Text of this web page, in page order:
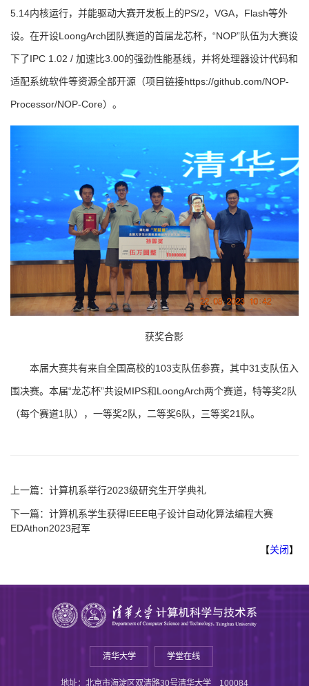
5.14内核运行，并能驱动大赛开发板上的PS/2，VGA，Flash等外
设。在开设LoongArch团队赛道的首届龙芯杯，“NOP”队伍为大赛设
下了IPC 1.02 / 加速比3.00的强劲性能基线，并将处理器设计代码和
适配系统软件等资源全部开源（项目链接https://github.com/NOP-
Processor/NOP-Core）。
获奖合影
本届大赛共有来自全国高校的103支队伍参赛，其中31支队伍入
围决赛。本届“龙芯杯”共设MIPS和LoongArch两个赛道，特等奖2队
（每个赛道1队），一等奖2队，二等奖6队，三等奖21队。
上一篇： 计算机系举行2023级研究生开学典礼
下一篇： 计算机系学生获得IEEE电子设计自动化算法编程大赛
EDAthon2023冠军
【关闭】
清华大学 学堂在线
地址：北京市海淀区双清路30号清华大学 100084